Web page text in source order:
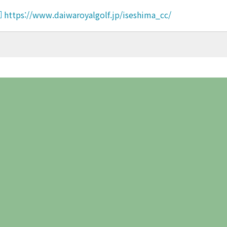
https://www.daiwaroyalgolf.jp/iseshima_cc/